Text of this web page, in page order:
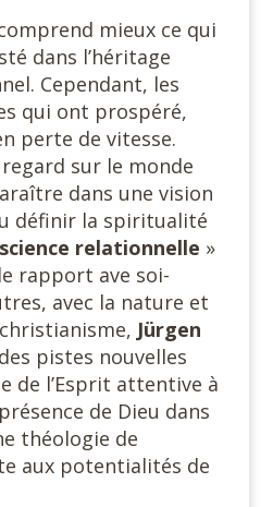
mieux ce qui
dans l’héritage
Cependant, les
qui ont prospéré,
perte de vitesse.
sur le monde
dans une vision
définir la spiritualité
relationnelle »
rapport ave soi-
avec la nature et
Jürgen
pistes nouvelles
de l’Esprit attentive à
de Dieu dans
théologie de
aux potentialités de